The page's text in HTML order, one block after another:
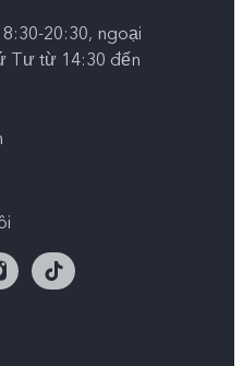
20:30, ngoại
Tư từ 14:30 đến